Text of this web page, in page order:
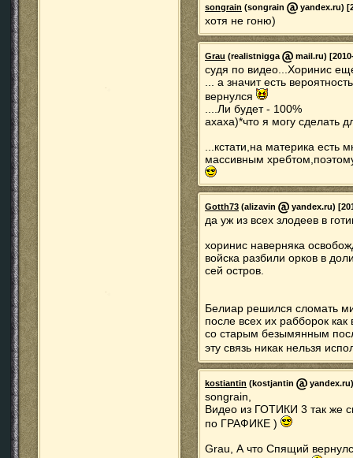
songrain (songrain yandex.ru)
хотя не гоню)
Grau (realistnigga mail.ru)
судя по видео...Хоринис
... а значит есть
вернулся
....Ли будет - 100%
ахаха)*что я могу сделать
...кстати,на материка есть
массивным
Gotth73 (alizavin yandex.ru)
да уж из всех злодеев в
хоринис наверняка
войска разбили орков в
сей остров.
Белиар решился сломать
после всех их рабборок как
со старым безымянным
эту связь никак нельзя
kostiantin (kostjantin
songrain,
Видео из ГОТИКИ 3 так же
по ГРАФИКЕ )
Grau, А что Спящий